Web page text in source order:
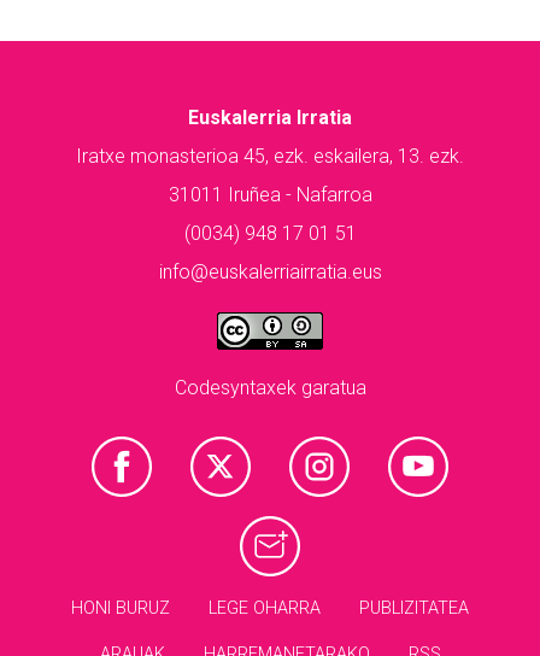
Euskalerria Irratia
Iratxe monasterioa 45, ezk. eskailera, 13. ezk.
31011 Iruñea - Nafarroa
(0034) 948 17 01 51
info@euskalerriairratia.eus
Codesyntaxek garatua
HONI BURUZ LEGE OHARRA PUBLIZITATEA